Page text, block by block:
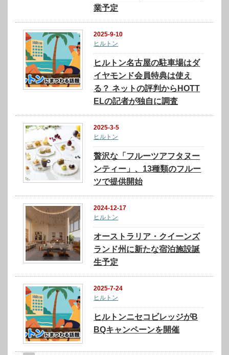
業予定
2025-9-10
ヒルトン
ヒルトン名古屋の駐車場はダ
イヤモンド会員特典は使え
る？ ネットの評判からHOTT
ELの記者が独自に調査
2025-3-5
ヒルトン
贅沢な「フルーツアフタヌー
ンティー」、13種類のフルー
ツで提供開始
2024-12-17
ヒルトン
オーストラリア・クイーンズ
ランド州に新たな宿泊施設誕
生予定
2025-7-24
ヒルトン
ヒルトンニセコビレッジがB
BQキャンペーンを開催